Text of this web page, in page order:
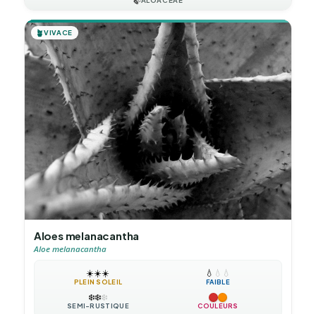
🪴VIVACE
Aloes melanacantha
Aloe melanacantha
☀️☀️☀️
PLEIN SOLEIL
💧 💧 💧
FAIBLE
❄️❄️❄️
SEMI-RUSTIQUE COULEURS